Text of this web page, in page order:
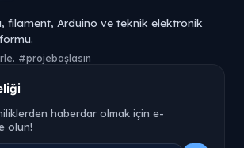
filament, Arduino ve teknik elektronik
#projebaşlasın
haberdar olmak için e-
olun!